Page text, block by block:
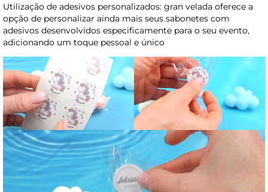
Utilização de adesivos personalizados: gran velada oferece a
opção de personalizar ainda mais seus sabonetes com
adesivos desenvolvidos especificamente para o seu evento,
adicionando um toque pessoal e único